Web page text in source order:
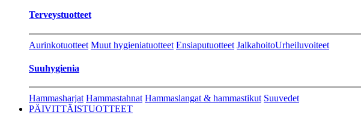
Terveystuotteet
Aurinkotuotteet Muut hygieniatuotteet Ensiaputuotteet JalkahoitoUrheiluvoiteet
Suuhygienia
Hammasharjat Hammastahnat Hammaslangat & hammastikut Suuvedet
PÄIVITTÄISTUOTTEET